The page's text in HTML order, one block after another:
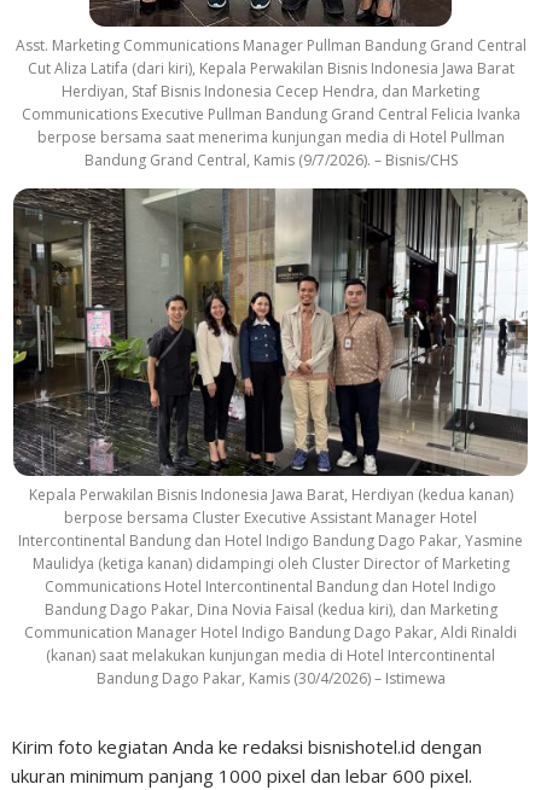
Asst. Marketing Communications Manager Pullman Bandung Grand Central
Cut Aliza Latifa (dari kiri), Kepala Perwakilan Bisnis Indonesia Jawa Barat
Herdiyan, Staf Bisnis Indonesia Cecep Hendra, dan Marketing
Communications Executive Pullman Bandung Grand Central Felicia Ivanka
berpose bersama saat menerima kunjungan media di Hotel Pullman
Bandung Grand Central, Kamis (9/7/2026). – Bisnis/CHS
Kepala Perwakilan Bisnis Indonesia Jawa Barat, Herdiyan (kedua kanan)
berpose bersama Cluster Executive Assistant Manager Hotel
Intercontinental Bandung dan Hotel Indigo Bandung Dago Pakar, Yasmine
Maulidya (ketiga kanan) didampingi oleh Cluster Director of Marketing
Communications Hotel Intercontinental Bandung dan Hotel Indigo
Bandung Dago Pakar, Dina Novia Faisal (kedua kiri), dan Marketing
Communication Manager Hotel Indigo Bandung Dago Pakar, Aldi Rinaldi
(kanan) saat melakukan kunjungan media di Hotel Intercontinental
Bandung Dago Pakar, Kamis (30/4/2026) – Istimewa
Kirim foto kegiatan Anda ke redaksi bisnishotel.id dengan
ukuran minimum panjang 1000 pixel dan lebar 600 pixel.